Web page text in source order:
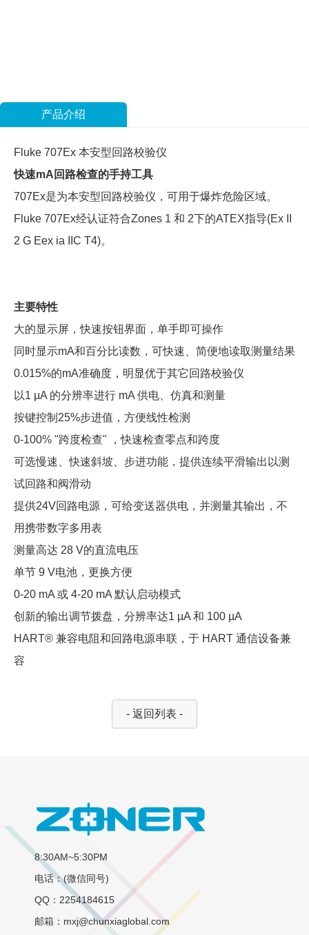
产品介绍
Fluke 707Ex 本安型回路校验仪
快速mA回路检查的手持工具
707Ex是为本安型回路校验仪，可用于爆炸危险区域。
Fluke 707Ex经认证符合Zones 1 和 2下的ATEX指导(Ex II
2 G Eex ia IIC T4)。
主要特性
大的显示屏，快速按钮界面，单手即可操作
同时显示mA和百分比读数，可快速、简便地读取测量结果
0.015%的mA准确度，明显优于其它回路校验仪
以1 µA 的分辨率进行 mA 供电、仿真和测量
按键控制25%步进值，方便线性检测
0-100% "跨度检查" ，快速检查零点和跨度
可选慢速、快速斜坡、步进功能，提供连续平滑输出以测
试回路和阀滑动
提供24V回路电源，可给变送器供电，并测量其输出，不
用携带数字多用表
测量高达 28 V的直流电压
单节 9 V电池，更换方便
0-20 mA 或 4-20 mA 默认启动模式
创新的输出调节拨盘，分辨率达1 µA 和 100 µA
HART® 兼容电阻和回路电源串联，于 HART 通信设备兼
容
- 返回列表 -
8:30AM~5:30PM
电话：(微信同号)
QQ：2254184615
邮箱：mxj@chunxiaglobal.com